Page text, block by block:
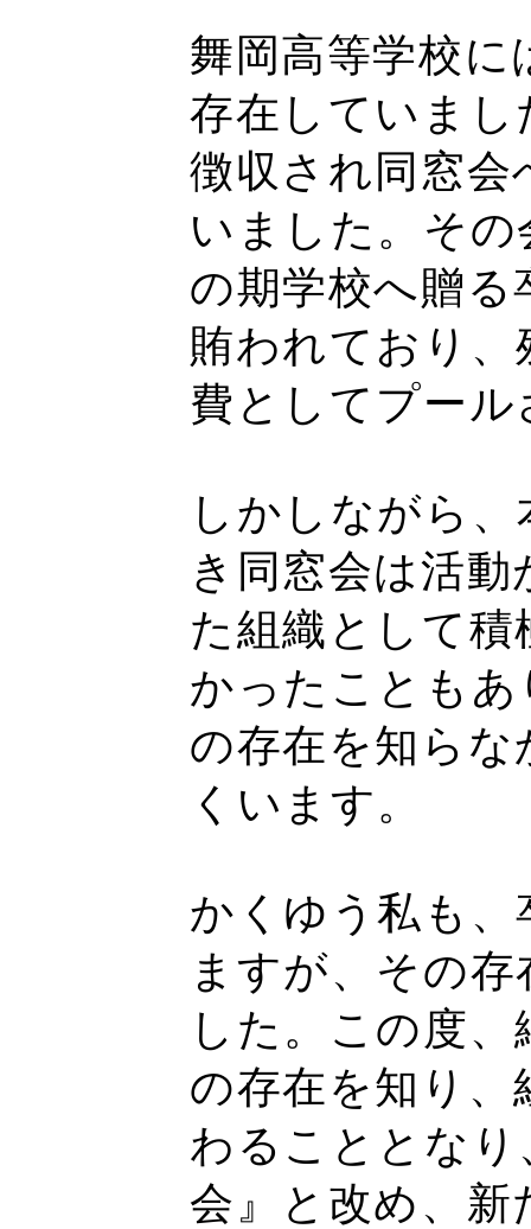
舞岡高等学校に
存在していまし
徴収され同窓会
いました。そ
の期学校へ贈る
賄われており
費としてプー
しかしながら
き同窓会は活
た組織として
かったことも
の存在を知ら
くいます。
かくゆう私も、
ますが、その
した。この度
の存在を知り、
わることとな
会』と改め、新